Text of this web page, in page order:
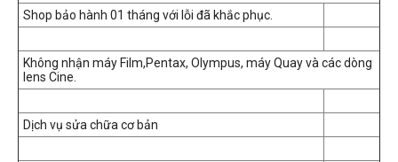
Shop bảo hành 01 tháng với lỗi đã khắc phục.
Không nhận máy Film,Pentax, Olympus, máy Quay và các dòng
lens Cine.
Dịch vụ sửa chữa cơ bản